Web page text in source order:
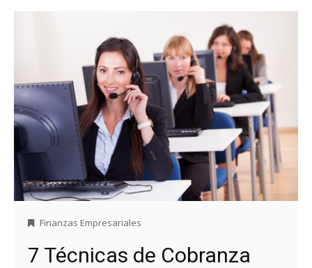
Finanzas Empresariales
7 Técnicas de Cobranza